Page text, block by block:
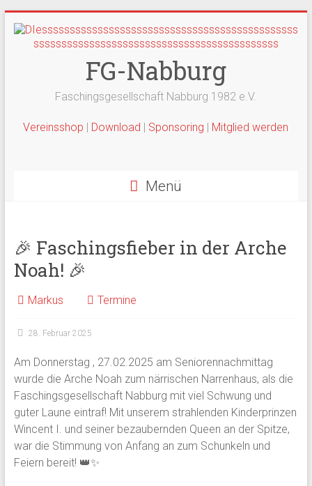
Inhalt
springen
FG-Nabburg
Faschingsgesellschaft Nabburg 1982 e.V.
Vereinsshop | Download | Sponsoring | Mitglied werden
Menü
🎉 Faschingsfieber in der Arche
Noah! 🎉
Markus Termine
28. Februar 2025
Am Donnerstag , 27.02.2025 am Seniorennachmittag
wurde die Arche Noah zum närrischen Narrenhaus, als die
Faschingsgesellschaft Nabburg mit viel Schwung und
guter Laune eintraf! Mit unserem strahlenden Kinderprinzen
Wincent I. und seiner bezaubernden Queen an der Spitze,
war die Stimmung von Anfang an zum Schunkeln und
Feiern bereit! 👑✨